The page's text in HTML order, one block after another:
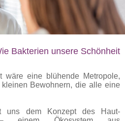
Bakterien unsere Schönheit
eine blühende Metropole,
Bewohnern, die alle eine
uns dem Konzept des Haut-